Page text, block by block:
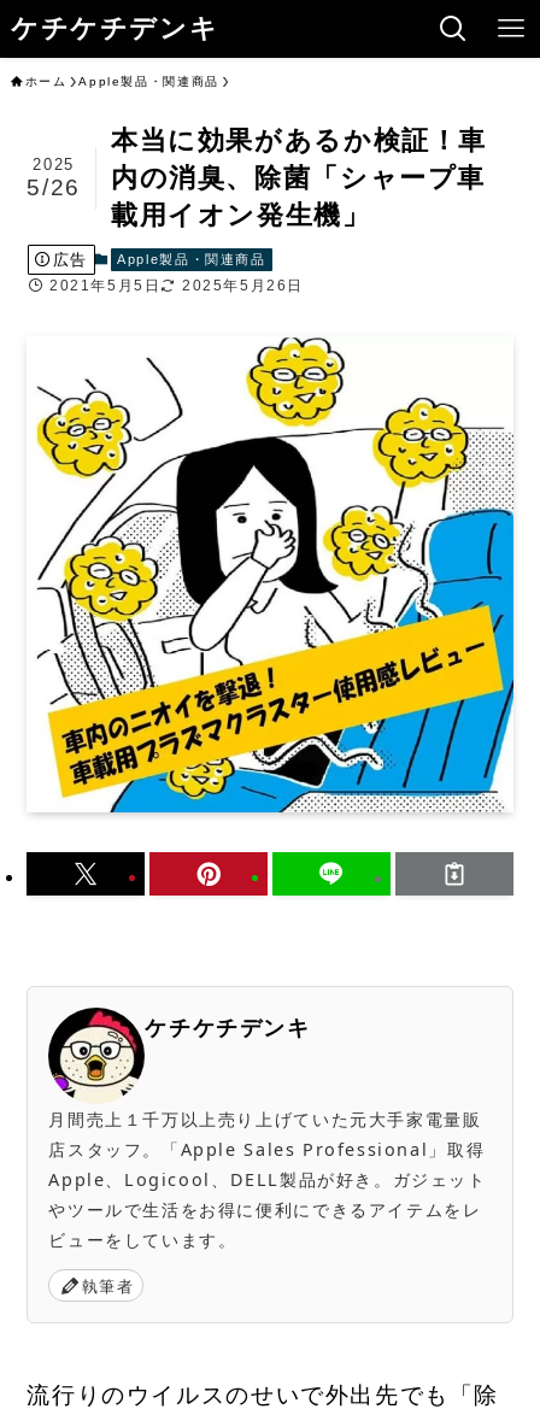
ケチケチデンキ
ホーム Apple製品・関連商品
本当に効果があるか検証！車
内の消臭、除菌「シャープ車
載用イオン発生機」
2025
5/26
広告 Apple製品・関連商品
2021年5月5日 2025年5月26日
ケチケチデンキ
月間売上１千万以上売り上げていた元大手家電量販
店スタッフ。「Apple Sales Professional」取得
Apple、Logicool、DELL製品が好き。ガジェット
やツールで生活をお得に便利にできるアイテムをレ
ビューをしています。
執筆者
流行りのウイルスのせいで外出先でも「除